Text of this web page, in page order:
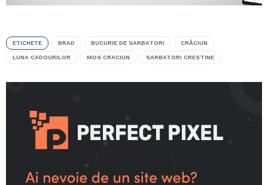
ETICHETE BRAD BUCURIE DE SARBATORI CRĂCIUN
LUNA CADOURILOR MOS CRACIUN SARBATORI CRESTINE